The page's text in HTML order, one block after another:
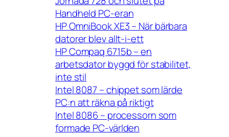
Handheld PC-eran
HP OmniBook XE3 – När bärbara
datorer blev allt-i-ett
HP Compaq 6715b – en
arbetsdator byggd för stabilitet,
inte stil
Intel 8087 – chippet som lärde
PC:n att räkna på riktigt
Intel 8086 – processorn som
formade PC-världen